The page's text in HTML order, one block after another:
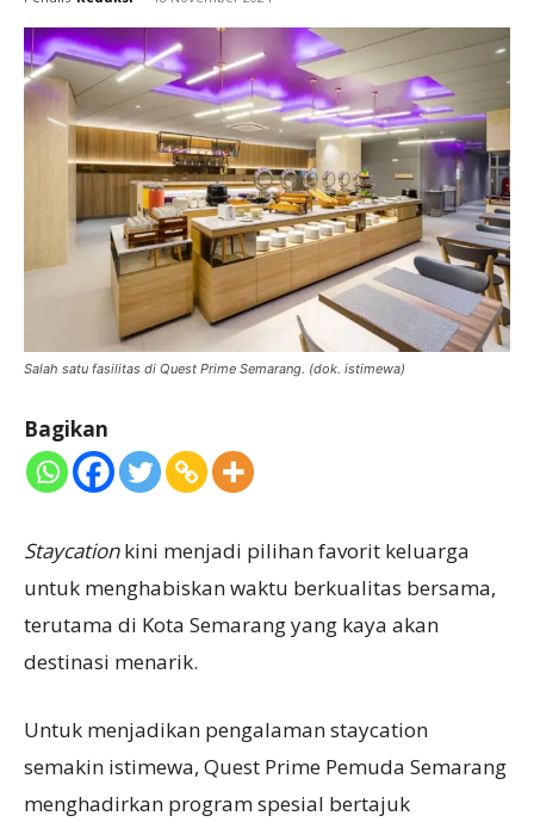
Salah satu fasilitas di Quest Prime Semarang. (dok. istimewa)
Bagikan
Staycationkini menjadi pilihan favorit keluarga
untuk menghabiskan waktu berkualitas bersama,
terutama di Kota Semarang yang kaya akan
destinasi menarik.
Untuk menjadikan pengalaman staycation
semakin istimewa, Quest Prime Pemuda Semarang
menghadirkan program spesial bertajuk